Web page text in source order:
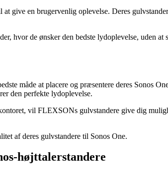
give en brugervenlig oplevelse. Deres
hvor de ønsker den bedste lydoplevelse, uden
måde at placere og præsentere deres Sonos
den perfekte lydoplevelse.
vil FLEXSONs gulvstandere give dig
af deres gulvstandere til Sonos One.
højttalerstandere